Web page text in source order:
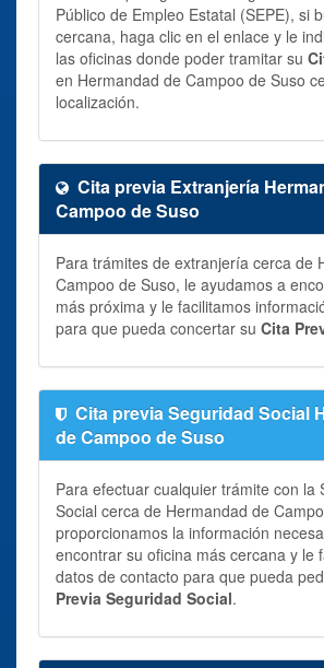
Público de Empleo Estatal (SEPE), si
cercana, haga clic en el enlace y le
las oficinas donde poder tramitar su
en Hermandad de Campoo de Suso
localización.
Cita previa Extranjería
Campoo de Suso
Para trámites de extranjería cerca de
Campoo de Suso, le ayudamos a
más próxima y le facilitamos
para que pueda concertar su Cita
Cita previa Seguridad Social
de Campoo de Suso
Para efectuar cualquier trámite con la
Social cerca de Hermandad de
proporcionamos la información
encontrar su oficina más cercana y le
datos de contacto para que pueda
Previa Seguridad Social.